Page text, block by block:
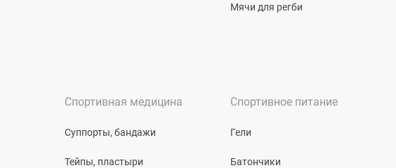
Мячи для регби
Спортивная медицина
Суппорты, бандажи
Тейпы, пластыри
Спортивное питание
Гели
Батончики